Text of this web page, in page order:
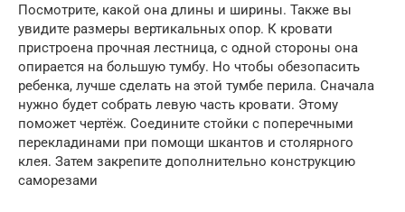
Посмотрите, какой она длины и ширины. Также вы
увидите размеры вертикальных опор. К кровати
пристроена прочная лестница, с одной стороны она
опирается на большую тумбу. Но чтобы обезопасить
ребенка, лучше сделать на этой тумбе перила. Сначала
нужно будет собрать левую часть кровати. Этому
поможет чертёж. Соедините стойки с поперечными
перекладинами при помощи шкантов и столярного
клея. Затем закрепите дополнительно конструкцию
саморезами